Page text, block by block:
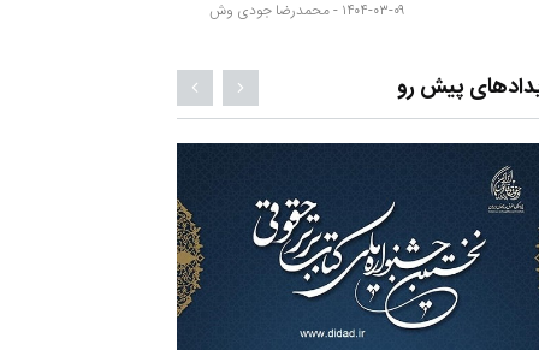
۱۴۰۴-۰۳-۰۹ - محمدرضا جودی وش
پیش رو